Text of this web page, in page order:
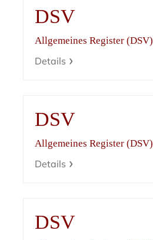
DSV
Allgemeines Register (DSV)
Details
DSV
Allgemeines Register (DSV)
Details
DSV